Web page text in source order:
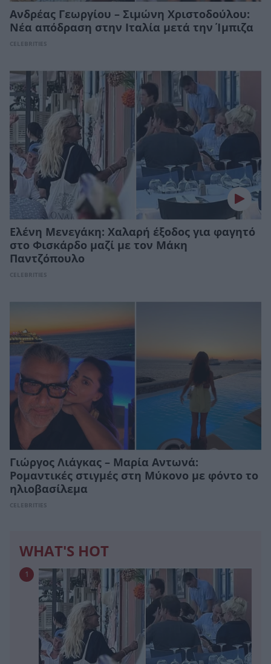
Ανδρέας Γεωργίου – Σιμώνη Χριστοδούλου:
Νέα απόδραση στην Ιταλία μετά την Ίμπιζα
CELEBRITIES
Ελένη Μενεγάκη: Χαλαρή έξοδος για φαγητό
στο Φισκάρδο μαζί με τον Μάκη
Παντζόπουλο
CELEBRITIES
Γιώργος Λιάγκας – Μαρία Αντωνά:
Ρομαντικές στιγμές στη Μύκονο με φόντο το
ηλιοβασίλεμα
CELEBRITIES
WHAT'S HOT
1